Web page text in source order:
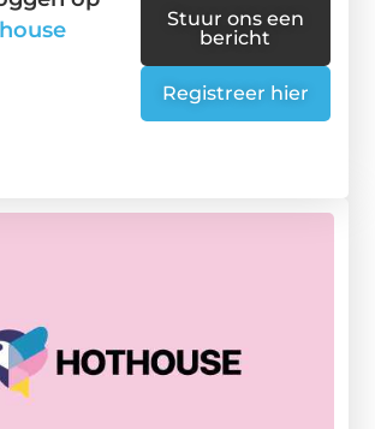
Stuur ons een
bericht
Registreer hier